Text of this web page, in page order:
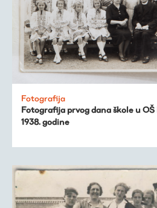
Fotografija
Fotografija prvog dana škole u
1938. godine